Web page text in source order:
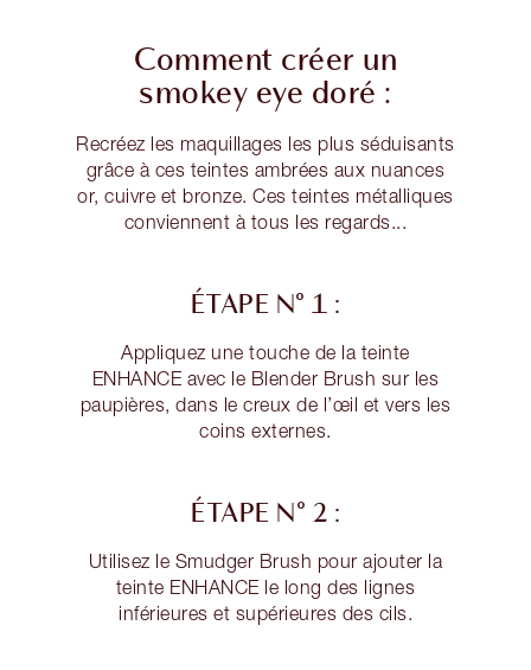
Comment créer un
smokey eye doré :
Recréez les maquillages les plus séduisants
grâce à ces teintes ambrées aux nuances
or, cuivre et bronze. Ces teintes métalliques
conviennent à tous les regards...
ÉTAPE N° 1 :
Appliquez une touche de la teinte
ENHANCE avec le Blender Brush sur les
paupières, dans le creux de l’œil et vers les
coins externes.
ÉTAPE N° 2 :
Utilisez le Smudger Brush pour ajouter la
teinte ENHANCE le long des lignes
inférieures et supérieures des cils.